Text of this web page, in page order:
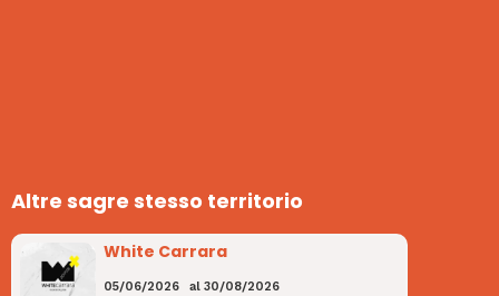
Altre sagre stesso territorio
White Carrara
05/06/2026 al30/08/2026